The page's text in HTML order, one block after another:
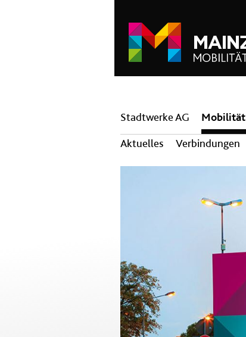
Hauptnavigation
Stadtwerke AG
Mobilität
Aktuelles
Verbindungen